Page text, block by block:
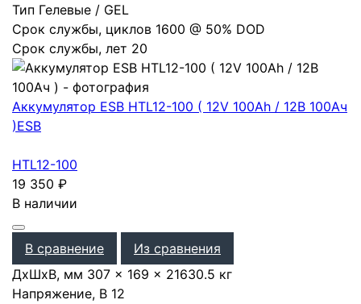
Тип Гелевые / GEL
Срок службы, циклов 1600 @ 50% DOD
Срок службы, лет 20
Аккумулятор ESB HTL12-100 ( 12V 100Ah / 12В 100Ач
)ESB
HTL12-100
19 350 ₽
В наличии
В сравнение
Из сравнения
ДхШхВ, мм 307 × 169 × 21630.5 кг
Напряжение, В 12